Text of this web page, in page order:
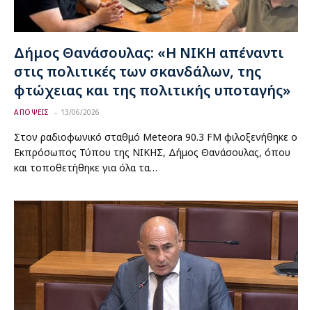
Δήμος Θανάσουλας: «Η ΝΙΚΗ απέναντι
στις πολιτικές των σκανδάλων, της
φτώχειας και της πολιτικής υποταγής»
ΑΠΟΨΕΙΣ 13/06/2026
Στον ραδιοφωνικό σταθμό Meteora 90.3 FM φιλοξενήθηκε ο
Εκπρόσωπος Τύπου της ΝΙΚΗΣ, Δήμος Θανάσουλας, όπου
και τοποθετήθηκε για όλα τα…